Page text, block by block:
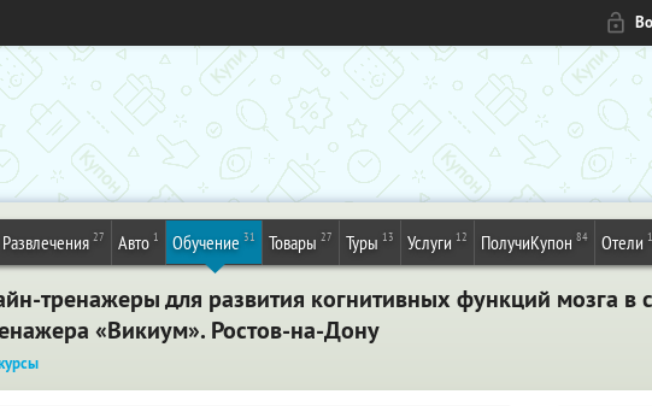
Развлечения 27 Авто 1 Обучение 31 Товары 27 Туры 13 Услуги 12 ПолучиКупон 84 Отели
тренажеры для развития когнитивных функций мозга в
«Викиум». Ростов-на-Дону